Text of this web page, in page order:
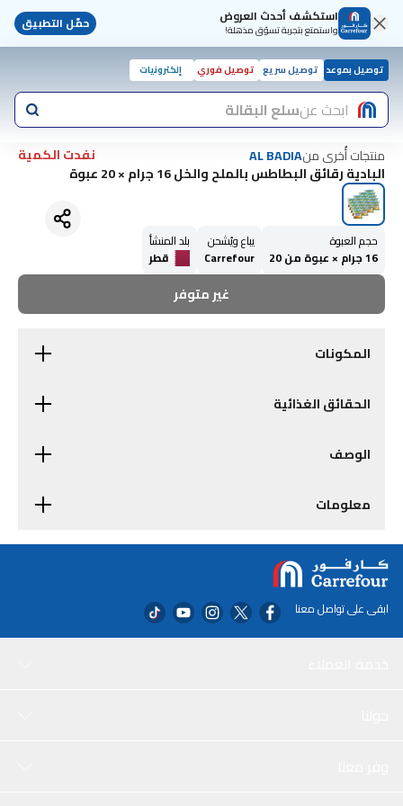
استكشف أحدث العروض
واستمتع بتجربة تسوّق مذهلة! حمّل التطبيق
توصيل بموعد توصيل سريع توصيل فوري إلكترونيات
ابحث عنسلع البقالة
منتجات أُخرى منAL BADIA
نفدت الكمية
البادية رقائق البطاطس بالملح والخل 16 جرام × 20 عبوة
حجم العبوة
16 جرام × عبوة من 20
يباع ويُشحن
Carrefour
بلد المنشأ
قطر
غير متوفر
المكونات
الحقائق الغذائية
الوصف
معلومات
ابقى على تواصل معنا